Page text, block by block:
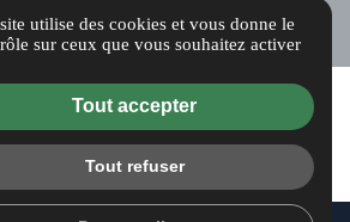
Actualités
Idées et conseils
Mentions légales
utilise des cookies et vous donne le
sur ceux que vous souhaitez activer
Tout accepter
Tout refuser